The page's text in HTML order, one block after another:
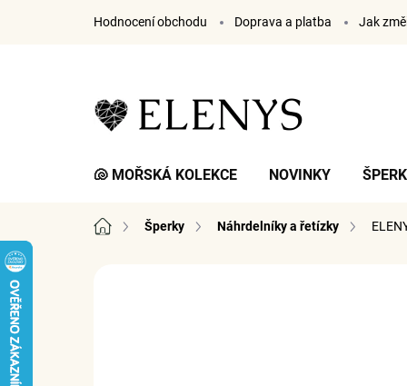
Hodnocení obchodu Doprava a platba Jak
🐚 MOŘSKÁ KOLEKCE NOVINKY
Domů Šperky Náhrdelníky a řetízky